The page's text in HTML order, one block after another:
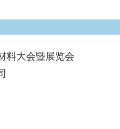
料大会暨展览会